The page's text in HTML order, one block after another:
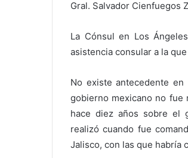
Gral. Salvador Cienfuegos
La Cónsul en Los
asistencia consular a la
No existe antecedente
gobierno mexicano no fue
hace diez años sobre el
realizó cuando fue
Jalisco, con las que habría